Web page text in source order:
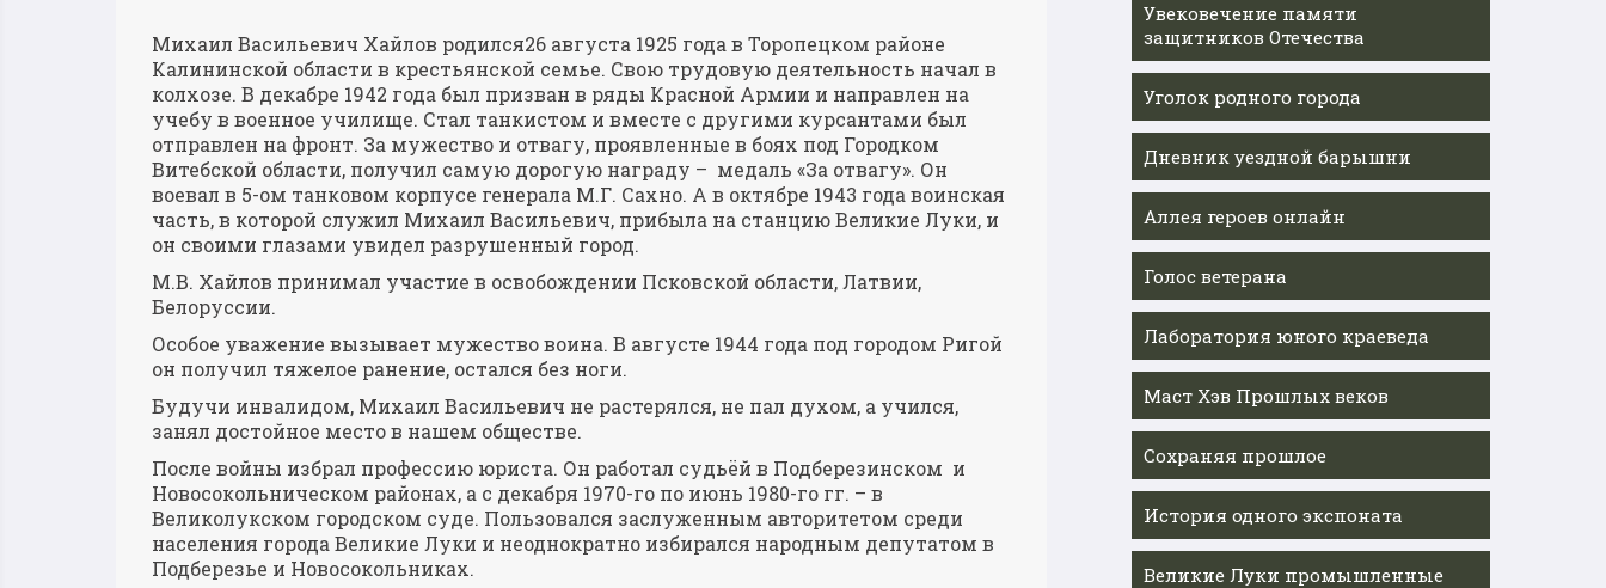
Михаил Васильевич Хайлов родился26 августа 1925 года в Торопецком районе
Калининской области в крестьянской семье. Свою трудовую деятельность начал в
колхозе. В декабре 1942 года был призван в ряды Красной Армии и направлен на
учебу в военное училище. Стал танкистом и вместе с другими курсантами был
отправлен на фронт. За мужество и отвагу, проявленные в боях под Городком
Витебской области, получил самую дорогую награду – медаль «За отвагу». Он
воевал в 5-ом танковом корпусе генерала М.Г. Сахно. А в октябре 1943 года воинская
часть, в которой служил Михаил Васильевич, прибыла на станцию Великие Луки, и
он своими глазами увидел разрушенный город.
М.В. Хайлов принимал участие в освобождении Псковской области, Латвии,
Белоруссии.
Особое уважение вызывает мужество воина. В августе 1944 года под городом Ригой
он получил тяжелое ранение, остался без ноги.
Будучи инвалидом, Михаил Васильевич не растерялся, не пал духом, а учился,
занял достойное место в нашем обществе.
После войны избрал профессию юриста. Он работал судьёй в Подберезинском и
Новосокольническом районах, а с декабря 1970-го по июнь 1980-го гг. – в
Великолукском городском суде. Пользовался заслуженным авторитетом среди
населения города Великие Луки и неоднократно избирался народным депутатом в
Подберезье и Новосокольниках.
Увековечение памяти
защитников Отечества
Уголок родного города
Дневник уездной барышни
Аллея героев онлайн
Голос ветерана
Лаборатория юного краеведа
Маст Хэв Прошлых веков
Сохраняя прошлое
История одного экспоната
Великие Луки промышленные